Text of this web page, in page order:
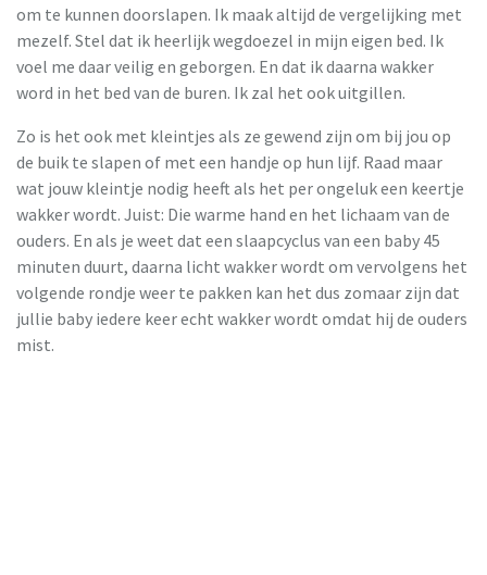
om te kunnen doorslapen. Ik maak altijd de vergelijking met
mezelf. Stel dat ik heerlijk wegdoezel in mijn eigen bed. Ik
voel me daar veilig en geborgen. En dat ik daarna wakker
word in het bed van de buren. Ik zal het ook uitgillen.
Zo is het ook met kleintjes als ze gewend zijn om bij jou op
de buik te slapen of met een handje op hun lijf. Raad maar
wat jouw kleintje nodig heeft als het per ongeluk een keertje
wakker wordt. Juist: Die warme hand en het lichaam van de
ouders. En als je weet dat een slaapcyclus van een baby 45
minuten duurt, daarna licht wakker wordt om vervolgens het
volgende rondje weer te pakken kan het dus zomaar zijn dat
jullie baby iedere keer echt wakker wordt omdat hij de ouders
mist.